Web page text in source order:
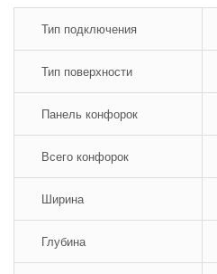
Тип подключения
Тип поверхности
Панель конфорок
Всего конфорок
Ширина
Глубина